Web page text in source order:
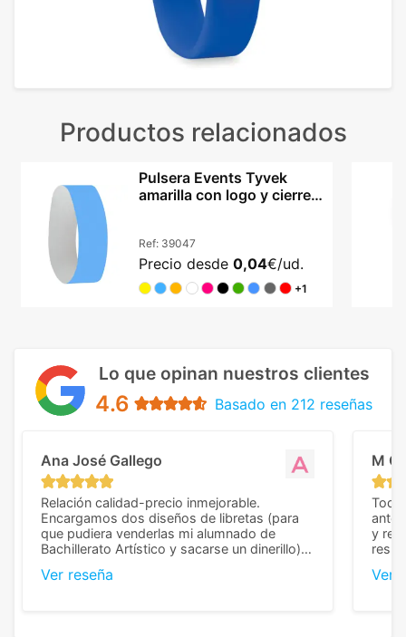
Productos relacionados
Pulsera Events Tyvek
amarilla con logo y cierre
Ref: 39047
Precio desde 0,04€/ud.
+1
Lo que opinan nuestros clientes
4.6 Basado en 212 reseñas
Ana José Gallego
Relación calidad-precio inmejorable.
Encargamos dos diseños de libretas (para
que pudiera venderlas mi alumnado de
Bachillerato Artístico y sacarse un dinerillo) y
diferencia, con libretas de muy buena calidad
Ver reseña
M C
Todo
y
Ver